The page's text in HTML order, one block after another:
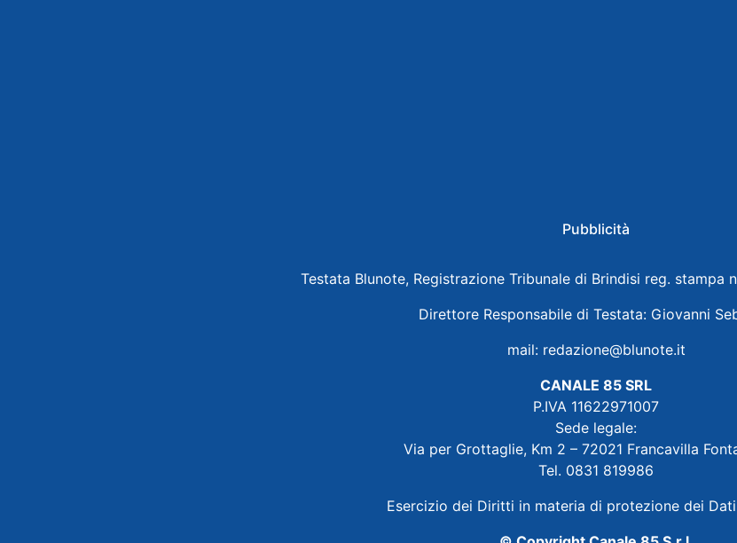
Pubblicità
Testata Blunote, Registrazione Tribunale di Brindisi reg. stampa
Direttore Responsabile di Testata: Giovanni
mail: redazione@blunote.it
CANALE 85 SRL
P.IVA 11622971007
Sede legale:
Via per Grottaglie, Km 2 – 72021 Francavilla
Tel. 0831 819986
Esercizio dei Diritti in materia di protezione dei